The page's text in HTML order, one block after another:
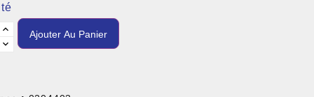
Ajouter Au Panier